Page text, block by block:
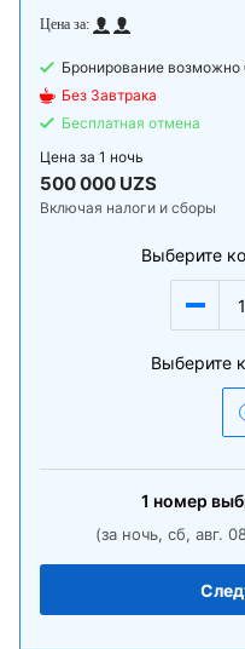
Бронирование возможно
Без Завтрака
Бесплатная отмена
Цена за 1 ночь
500 000 UZS
Включая налоги и сборы
Выберите
1
Выберите
1 номер
(за ночь, сб, авг.